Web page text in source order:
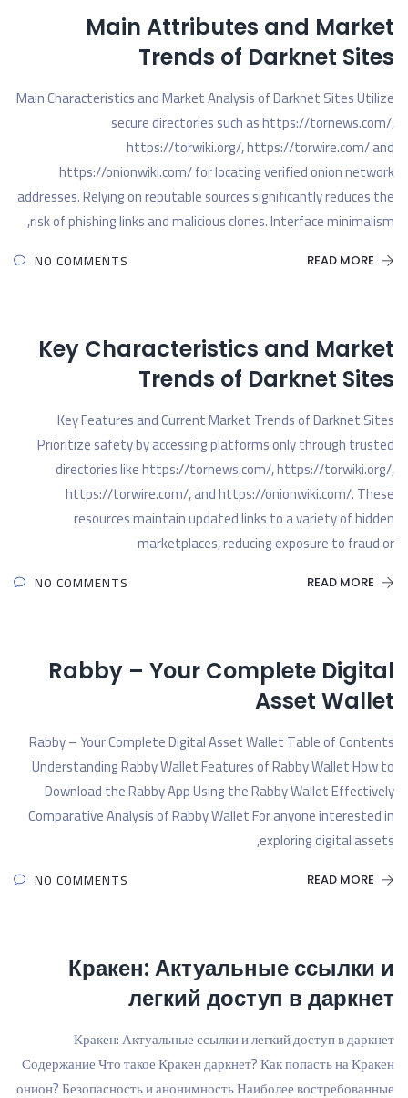
Main Attributes and Market
Trends of Darknet Sites
Main Characteristics and Market Analysis of Darknet Sites Utilize
secure directories such as https://tornews.com/,
https://torwiki.org/, https://torwire.com/ and
https://onionwiki.com/ for locating verified onion network
addresses. Relying on reputable sources significantly reduces the
risk of phishing links and malicious clones. Interface minimalism,
READ MORE
NO COMMENTS
Key Characteristics and Market
Trends of Darknet Sites
Key Features and Current Market Trends of Darknet Sites
Prioritize safety by accessing platforms only through trusted
directories like https://tornews.com/, https://torwiki.org/,
https://torwire.com/, and https://onionwiki.com/. These
resources maintain updated links to a variety of hidden
marketplaces, reducing exposure to fraud or
READ MORE
NO COMMENTS
Rabby – Your Complete Digital
Asset Wallet
Rabby – Your Complete Digital Asset Wallet Table of Contents
Understanding Rabby Wallet Features of Rabby Wallet How to
Download the Rabby App Using the Rabby Wallet Effectively
Comparative Analysis of Rabby Wallet For anyone interested in
exploring digital assets,
READ MORE
NO COMMENTS
Кракен: Актуальные ссылки и
легкий доступ в даркнет
Кракен: Актуальные ссылки и легкий доступ в даркнет
Содержание Что такое Кракен даркнет? Как попасть на Кракен
онион? Безопасность и анонимность Наиболее востребованные